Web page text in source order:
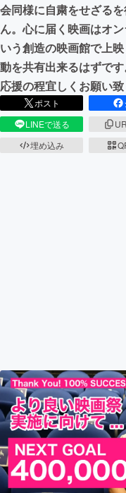
会同様に自粛をせざる
ん。心に届く映画はオ
いう創造の映画館で上
動を共有出来るはずで
応援の程宜しくお願い致
ポスト
LINEで送る
埋め込み